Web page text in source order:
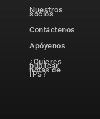
Nuestros
socios
Contáctenos
Apóyenos
¿Quieres
publicar
notas de
IPS?